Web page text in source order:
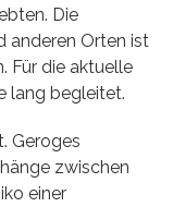
Die
anderen Orten ist
Für die aktuelle
lang begleitet.
Geroges
zwischen
einer